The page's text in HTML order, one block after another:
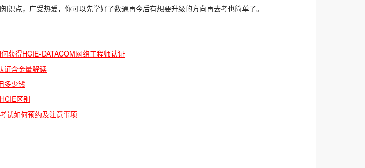
识点，广受热爱，你可以先学好了数通再今后有想要升级的方向再去考也简单了。
获得HCIE-DATACOM网络工程师认证
证含金量解读
多少钱
区别
试如何预约及注意事项